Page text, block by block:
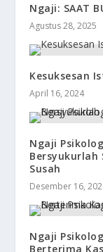
Ngaji: SAAT
Agustus 28, 2025
Kesuksesan
April 16, 2024
Ngaji
Bersyukurlah
Susah
Desember 16,
Ngaji
Berterima